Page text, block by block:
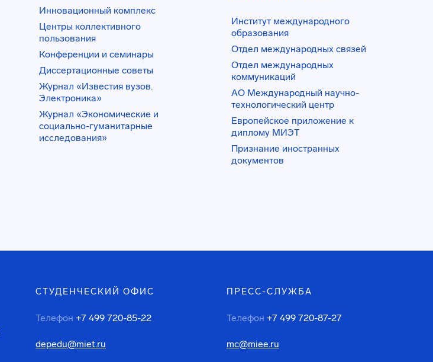
Инновационный комплекс
Центры коллективного
пользования
Конференции и семинары
Диссертационные советы
Журнал «Известия вузов.
Электроника»
Журнал «Экономические и
социально-гуманитарные
исследования»
Институт международного
образования
Отдел международных связей
Отдел международных
коммуникаций
АО Международный научно-
технологический центр
Европейское приложение к
диплому МИЭТ
Признание иностранных
документов
СТУДЕНЧЕСКИЙ ОФИС
Телефон +7 499 720-85-22
depedu@miet.ru
ПРЕСС-СЛУЖБА
Телефон +7 499 720-87-27
mc@miee.ru